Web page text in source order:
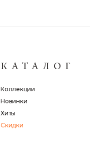
КАТАЛОГ
Коллекции
Новинки
Хиты
Скидки